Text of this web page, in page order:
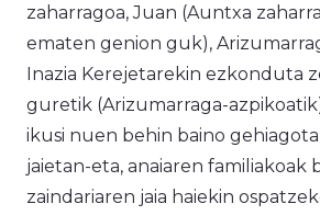
zaharragoa, Juan (Auntxa
ematen genion guk),
Inazia Kerejetarekin ezkonduta
guretik (Arizumarraga-
ikusi nuen behin baino
jaietan-eta, anaiaren familiakoak
zaindariaren jaia haiekin